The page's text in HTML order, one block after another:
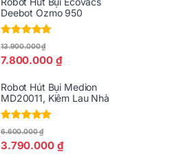
Deebot Ozmo 950
Được xếp
5
sao
7.800.000 ₫
13.900.000₫
Robot Hút Bụi Medion
MD20011, Kiêm Lau Nhà
Được xếp
5
sao
3.790.000 ₫
6.600.000₫